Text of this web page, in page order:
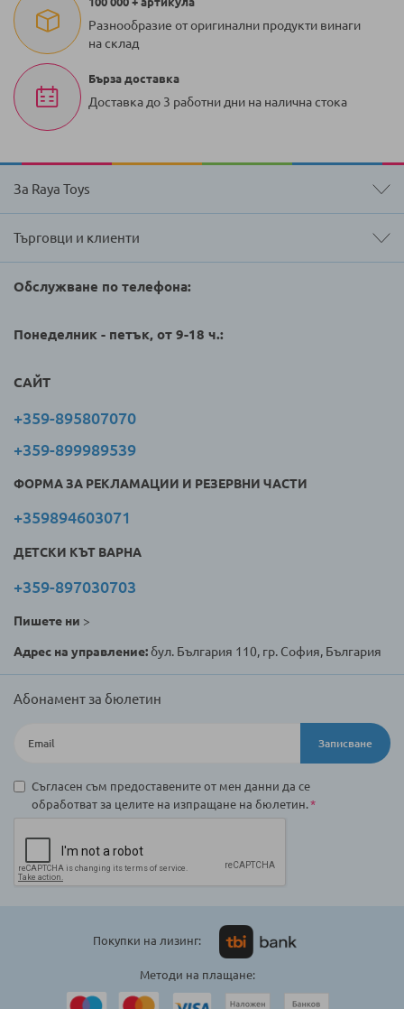
Разнообразие от оригинални продукти винаги
на склад
Бърза доставка
Доставка до 3 работни дни на налична стока
За Raya Toys
Търговци и клиенти
Обслужване по телефона:
Понеделник - петък, от 9-18 ч.:
САЙТ
+359-895807070
+359-899989539
ФОРМА ЗА РЕКЛАМАЦИИ И РЕЗЕРВНИ ЧАСТИ
+359894603071
ДЕТСКИ КЪТ ВАРНА
+359-897030703
Пишете ни >
Адрес на управление:бул. България 110, гр. София, България
Абонамент за бюлетин
Записване
Съгласен съм предоставените от мен данни да се
обработват за целите на изпращане на бюлетин.
Покупки на лизинг:
Методи на плащане: